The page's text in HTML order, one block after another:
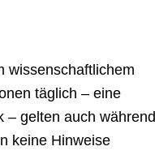
wissenschaftlichem
täglich – eine
– gelten auch während
keine Hinweise